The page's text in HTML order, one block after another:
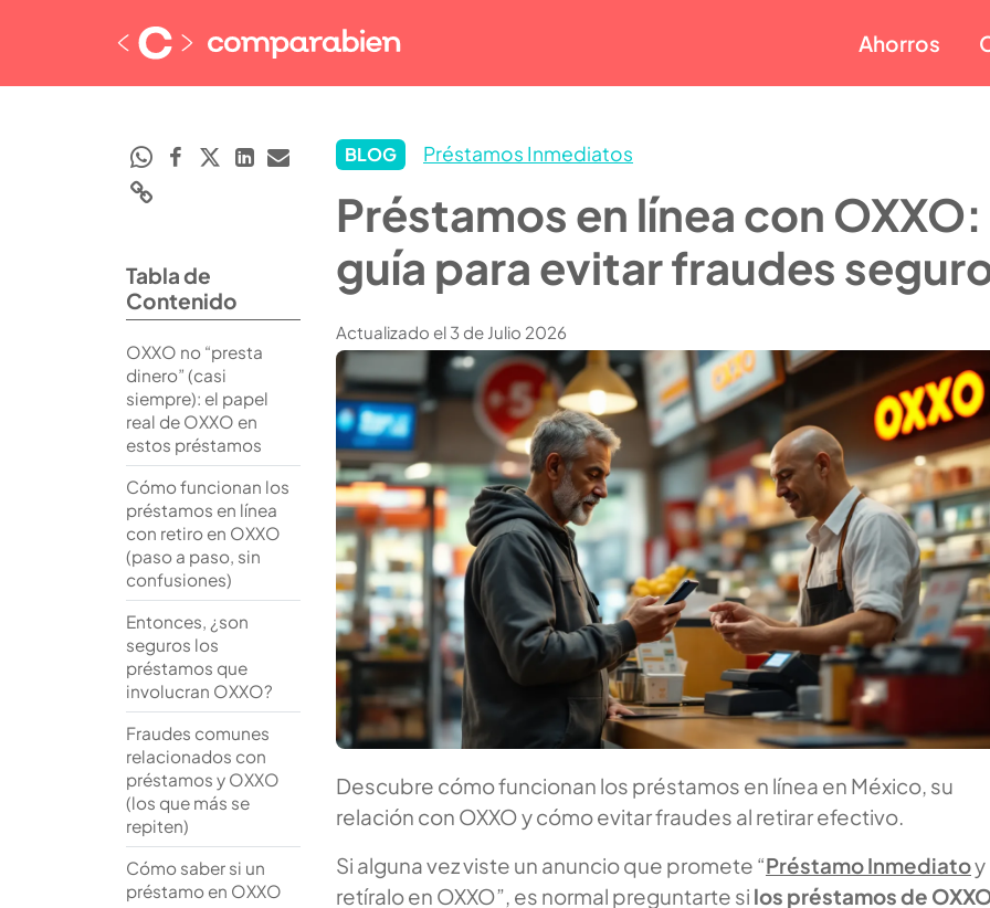
Ahorros
BLOG Préstamos Inmediatos
Préstamos en línea con OXXO:
guía para evitar fraudes
Actualizado el 3 de Julio 2026
Descubre cómo funcionan los préstamos en línea en México, su
relación con OXXO y cómo evitar fraudes al retirar efectivo.
Si alguna vez viste un anuncio que promete “Préstamo Inmediatoy
retíralo en OXXO”, es normal preguntarte si los préstamos de
Tabla de
Contenido
OXXO no “presta
dinero” (casi
siempre): el papel
real de OXXO en
estos préstamos
Cómo funcionan los
préstamos en línea
con retiro en OXXO
(paso a paso, sin
confusiones)
Entonces, ¿son
seguros los
préstamos que
involucran OXXO?
Fraudes comunes
relacionados con
préstamos y OXXO
(los que más se
repiten)
Cómo saber si un
préstamo en OXXO